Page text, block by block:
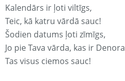
Kalendārs ir ļoti viltīgs,
Teic, kā katru vārdā sauc!
Šodien datums ļoti zīmīgs,
Jo pie Tava vārda, kas ir Denora
Tas visus ciemos sauc!